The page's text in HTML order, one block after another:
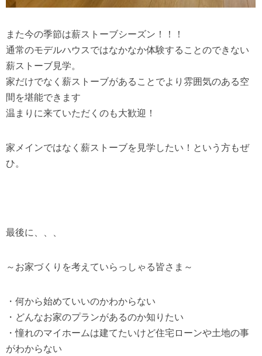
また今の季節は薪ストーブシーズン！！！
通常のモデルハウスではなかなか体験することのできない
薪ストーブ見学。
家だけでなく薪ストーブがあることでより雰囲気のある空
間を堪能できます
温まりに来ていただくのも大歓迎！
家メインではなく薪ストーブを見学したい！という方もぜ
ひ。
最後に、、、
～お家づくりを考えていらっしゃる皆さま～
・何から始めていいのかわからない
・どんなお家のプランがあるのか知りたい
・憧れのマイホームは建てたいけど住宅ローンや土地の事
がわからない